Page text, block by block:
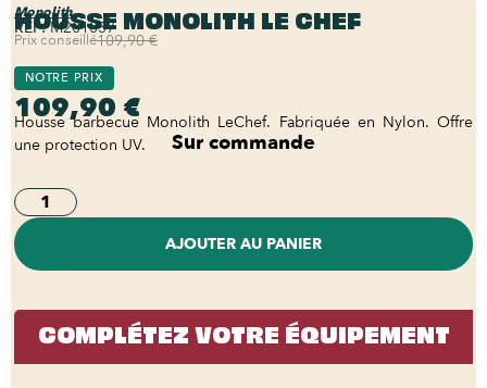
Monolith
HOUSSE MONOLITH LE CHEF
REF:M201037
Prix conseillé109,90 €
NOTRE PRIX
109,90 €
Housse barbecue Monolith LeChef. Fabriquée en Nylon. Offre
une protection UV.
Sur commande
AJOUTER AU PANIER
COMPLÉTEZ VOTRE ÉQUIPEMENT